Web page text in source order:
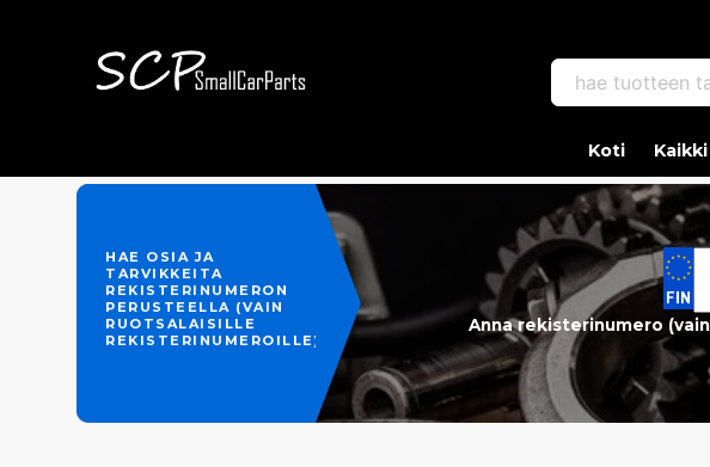
hae tuotteen tai
Koti
HAE OSIA JA
TARVIKKEITA
REKISTERINUMERON
PERUSTEELLA (VAIN
RUOTSALAISILLE
REKISTERINUMEROILLE)
Anna rekisterinumero